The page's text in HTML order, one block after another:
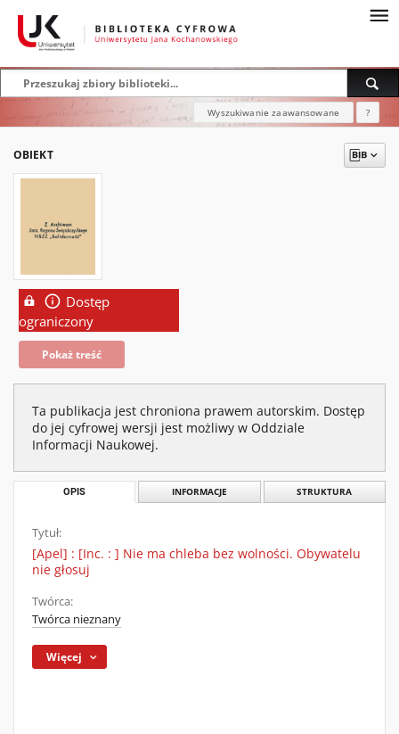
Wyszukiwanie zaawansowane ?
OBIEKT
Dostęp
ograniczony
Pokaż treść
Ta publikacja jest chroniona prawem autorskim. Dostęp
do jej cyfrowej wersji jest możliwy w Oddziale
Informacji Naukowej.
OPIS INFORMACJE STRUKTURA
Tytuł:
[Apel] : [Inc. : ] Nie ma chleba bez wolności. Obywatelu
nie głosuj
Twórca:
Twórca nieznany
Więcej